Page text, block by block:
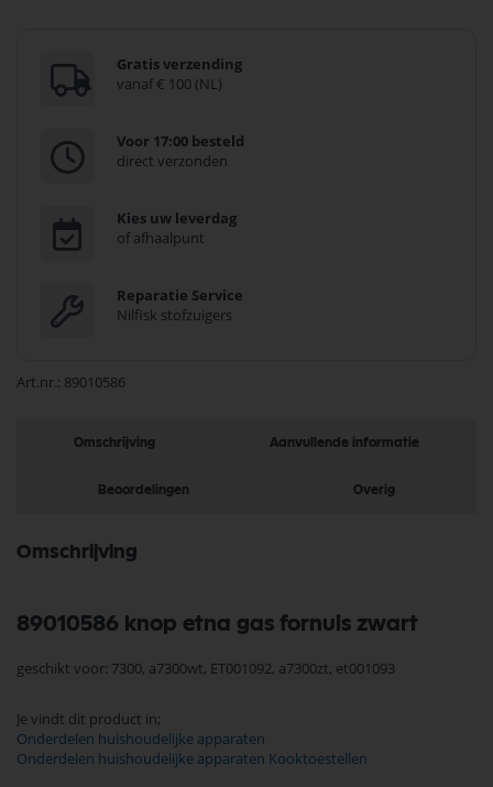
Gratis verzending
vanaf € 100 (NL)
Voor 17:00 besteld
direct verzonden
Kies uw leverdag
of afhaalpunt
Reparatie Service
Nilfisk stofzuigers
Art.nr. 89010586
Omschrijving Aanvullende informatie
Beoordelingen Overig
Omschrijving
89010586 knop etna gas fornuis zwart
geschikt voor: 7300, a7300wt, ET001092, a7300zt, et001093
Je vindt dit product in;
Onderdelen huishoudelijke apparaten
Onderdelen huishoudelijke apparaten Kooktoestellen